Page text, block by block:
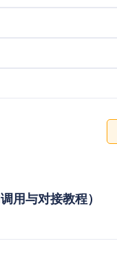
用与对接教程）